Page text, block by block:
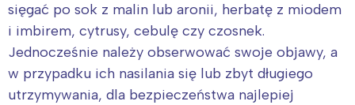
sięgać po sok z malin lub aronii, herbatę z miodem
i imbirem, cytrusy, cebulę czy czosnek.
Jednocześnie należy obserwować swoje objawy, a
w przypadku ich nasilania się lub zbyt długiego
utrzymywania, dla bezpieczeństwa najlepiej